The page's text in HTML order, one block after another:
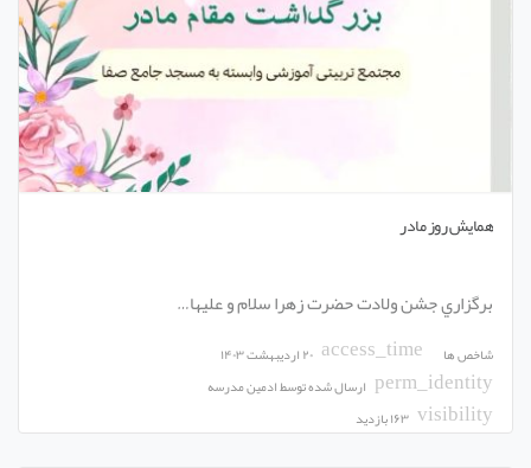
همایش روز مادر
برگزاري جشن ولادت حضرت زهرا سلام و عليها…
شاخص ها access_time ۲۰ اردیبهشت ۱۴۰۳
perm_identity ارسال شده توسطادمین مدرسه
visibility